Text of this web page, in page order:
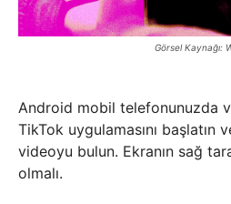
Görsel Kaynağı:
Android mobil telefonunuzda
TikTok uygulamasını başlatın
videoyu bulun. Ekranın sağ
olmalı.